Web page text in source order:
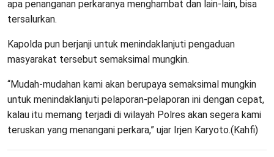
apa penanganan perkaranya menghambat dan lain-lain, bisa
tersalurkan.
Kapolda pun berjanji untuk menindaklanjuti pengaduan
masyarakat tersebut semaksimal mungkin.
“Mudah-mudahan kami akan berupaya semaksimal mungkin
untuk menindaklanjuti pelaporan-pelaporan ini dengan cepat,
kalau itu memang terjadi di wilayah Polres akan segera kami
teruskan yang menangani perkara,” ujar Irjen Karyoto.(Kahfi)